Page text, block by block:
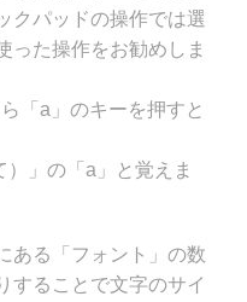
クパッドの操作では選
った操作をお勧めしま
「a」のキーを押すと
）」の「a」と覚えま
ある「フォント」の数
することで文字のサイ